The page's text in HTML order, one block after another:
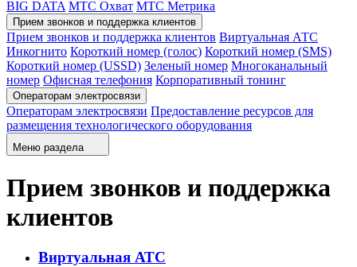
BIG DATA МТС Охват МТС Метрика
Прием звонков и поддержка клиентов
Прием звонков и поддержка клиентов Виртуальная АТС
Инкогнито Короткий номер (голос) Короткий номер (SMS)
Короткий номер (USSD) Зеленый номер Многоканальный
номер Офисная телефония Корпоративный тонинг
Операторам электросвязи
Операторам электросвязи Предоставление ресурсов для
размещения технологического оборудования
Меню раздела
Прием звонков и поддержка
клиентов
Виртуальная АТС